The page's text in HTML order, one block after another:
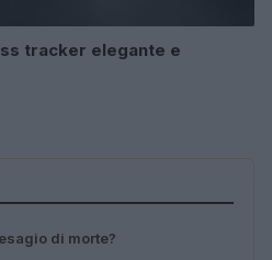
tracker elegante e
di morte?